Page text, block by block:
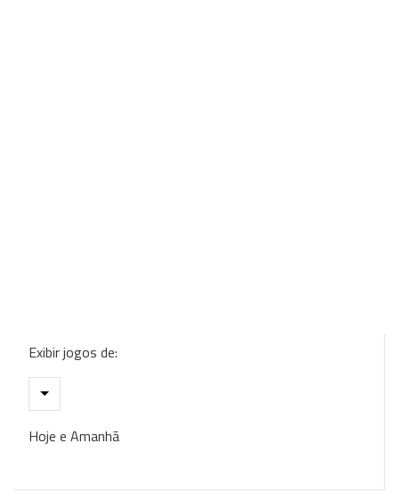
Exibir jogos de:
Hoje e Amanhã